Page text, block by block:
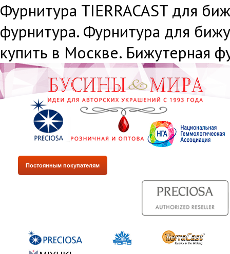
Фурнитура TIERRACAST для
фурнитура. Фурнитура для
купить в Москве. Бижутерная
Постоянным покупателям